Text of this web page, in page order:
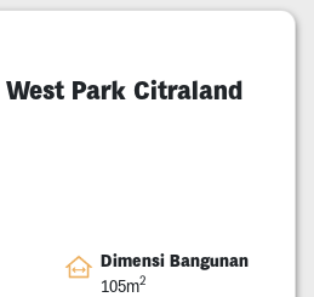
Park Citraland
Dimensi Bangunan
105m2